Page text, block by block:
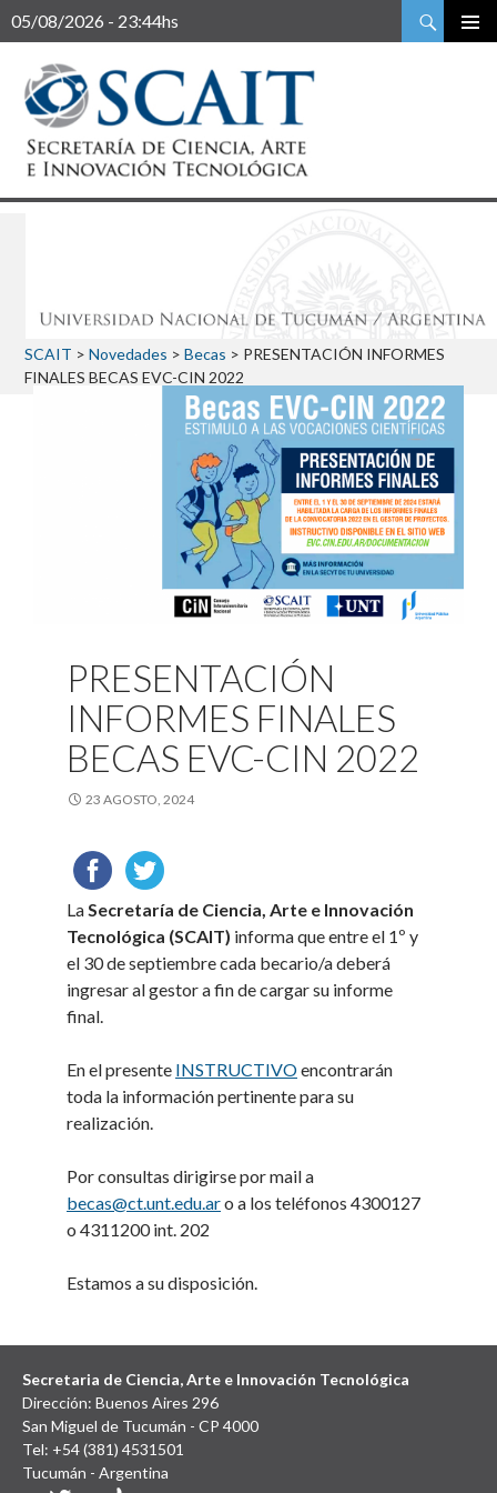
05/08/2026 - 23:44hs
Buscar
SCAIT > Novedades > Becas > PRESENTACIÓN INFORMES
FINALES BECAS EVC-CIN 2022
PRESENTACIÓN
INFORMES FINALES
BECAS EVC-CIN 2022
23 AGOSTO, 2024
LaSecretaría de Ciencia, Arte e Innovación
Tecnológica (SCAIT) informa que entre el 1º y
el 30 de septiembre cada becario/a deberá
ingresar al gestor a fin de cargar su informe
final.
En el presente INSTRUCTIVOencontrarán
toda la información pertinente para su
realización.
Por consultas dirigirse por mail a
becas@ct.unt.edu.aro a los teléfonos 4300127
o 4311200 int. 202
Estamos a su disposición.
Secretaria de Ciencia, Arte e Innovación Tecnológica
Dirección: Buenos Aires 296
San Miguel de Tucumán - CP 4000
Tel: +54 (381) 4531501
Tucumán - Argentina